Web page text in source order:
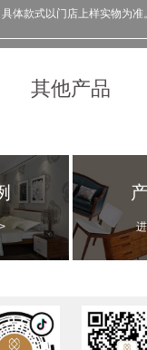
体款式以门店上样实物为准
其他产品